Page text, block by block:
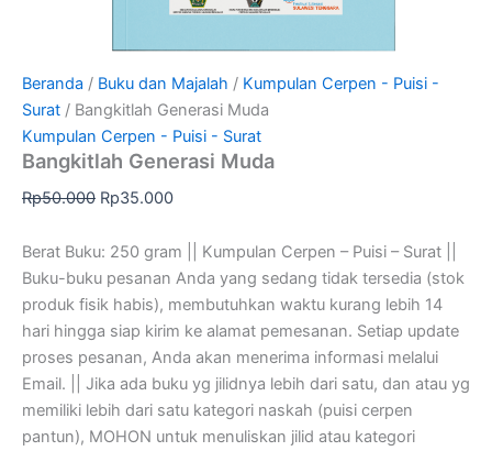
Beranda / Buku dan Majalah / Kumpulan Cerpen - Puisi -
Surat / Bangkitlah Generasi Muda
Kumpulan Cerpen - Puisi - Surat
Bangkitlah Generasi Muda
Rp50.000 Rp35.000
Berat Buku: 250 gram || Kumpulan Cerpen – Puisi – Surat ||
Buku-buku pesanan Anda yang sedang tidak tersedia (stok
produk fisik habis), membutuhkan waktu kurang lebih 14
hari hingga siap kirim ke alamat pemesanan. Setiap update
proses pesanan, Anda akan menerima informasi melalui
Email. || Jika ada buku yg jilidnya lebih dari satu, dan atau yg
memiliki lebih dari satu kategori naskah (puisi cerpen
pantun), MOHON untuk menuliskan jilid atau kategori